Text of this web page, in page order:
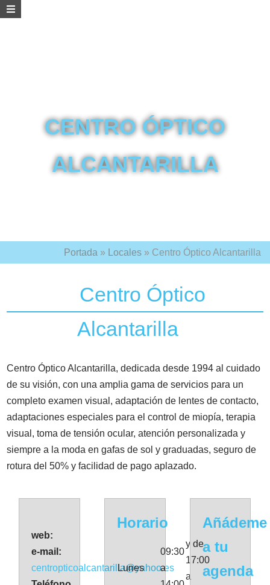
CENTRO ÓPTICO
ALCANTARILLA
Portada » Locales » Centro Óptico Alcantarilla
Centro Óptico
Alcantarilla
Centro Óptico Alcantarilla, dedicada desde 1994 al cuidado
de su visión, con una amplia gama de servicios para un
completo examen visual, adaptación de lentes de contacto,
adaptaciones especiales para el control de miopía, terapia
visual, toma de tensión ocular, atención personalizada y
siempre a la moda en gafas de sol y graduadas, seguro de
rotura del 50% y facilidad de pago aplazado.
web:
e-mail:
centropticoalcantarilla@yahoo.es
Horario
Lunes
09:30
a
y de
17:00
a
Añádeme
a tu
agenda